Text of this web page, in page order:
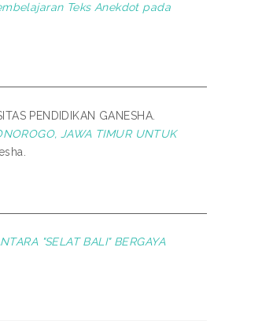
Teks Anekdot pada
PENDIDIKAN GANESHA.
JAWA TIMUR UNTUK
"SELAT BALI" BERGAYA